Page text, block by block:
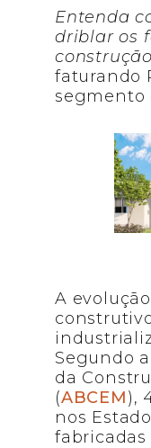
Entenda
driblar os
faturando
segmento
A
Segundo
da
(ABCEM),
nos
fabricadas